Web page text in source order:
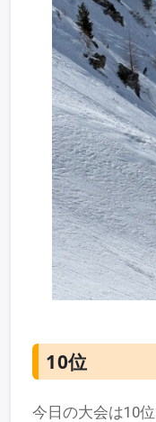
10位
今日の大会は10